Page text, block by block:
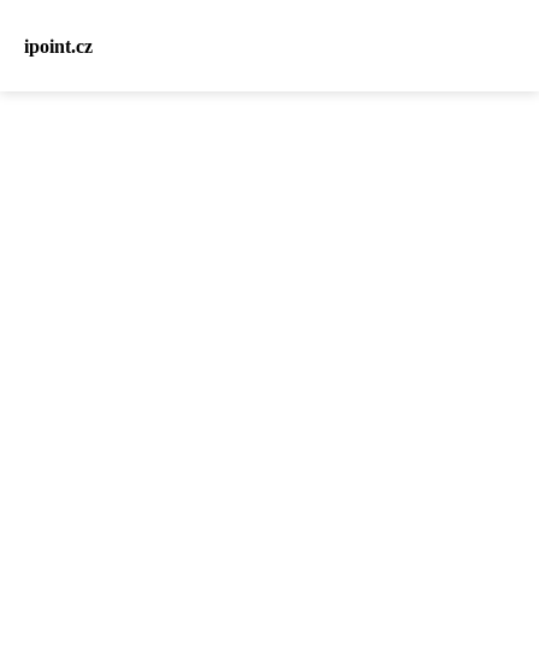
ipoint.cz